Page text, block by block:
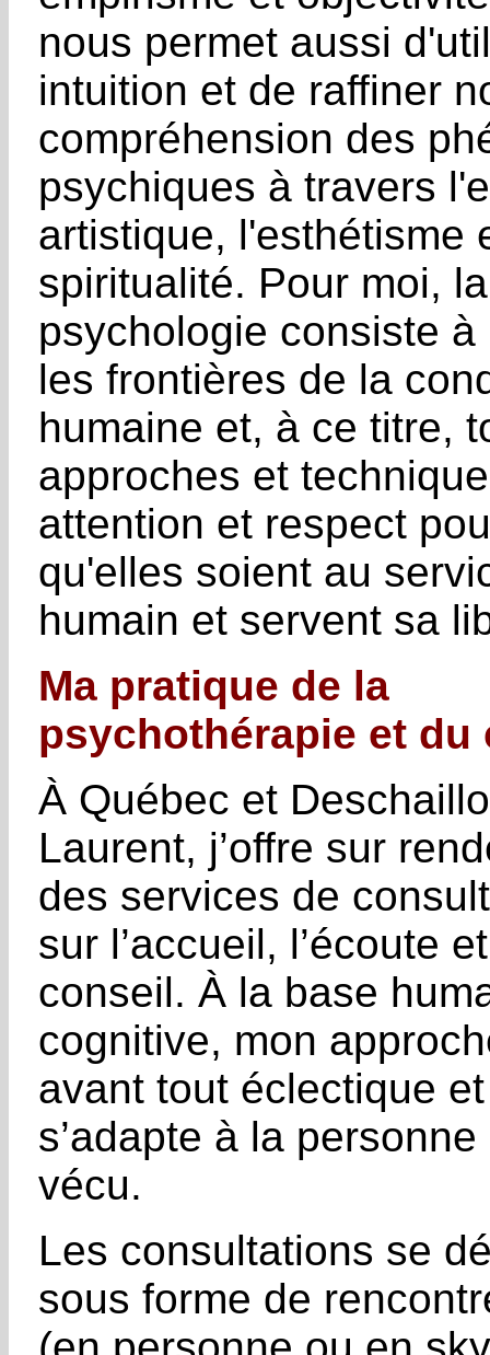
nous permet aussi
intuition et de raffiner
compréhension des
psychiques à travers
artistique, l'esthétisme
spiritualité. Pour moi, la
psychologie consiste à
les frontières de la
humaine et, à ce titre,
approches et
attention et respect
qu'elles soient au
humain et servent sa
Ma pratique de la
psychothérapie et du
À Québec et
Laurent, j’offre sur
des services de
sur l’accueil, l’écoute
conseil. À la base
cognitive, mon
avant tout éclectique
s’adapte à la
vécu.
Les consultations se
sous forme de